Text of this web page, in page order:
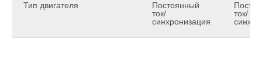
Тип двигателя
Постоянный
ток/
синхронизация
ток/